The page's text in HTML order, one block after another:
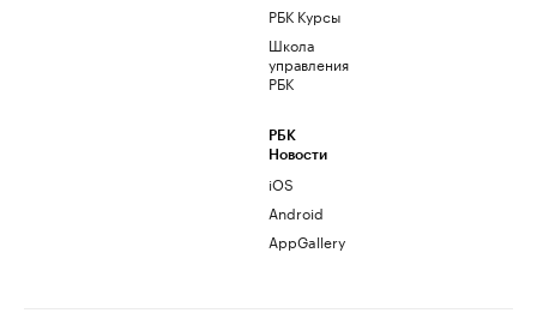
РБК Курсы
Школа
управления
РБК
РБК
Новости
iOS
Android
AppGallery